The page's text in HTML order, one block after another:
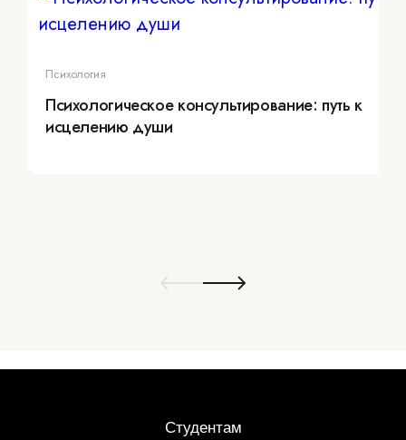
Психология
Психологическое консультирование: путь к
исцелению души
Студентам